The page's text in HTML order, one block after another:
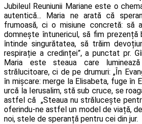
Jubileul Reuniunii Mariane este o
autentică... Maria ne arată că
frumoasă, ci o misiune concretă: să
domnește întunericul, să fim prezență
întinde singurătatea, să trăim
respirație a credinței”, a punctat pr.
Maria este steaua care
strălucitoare, ci de pe drumuri: „În
în mișcare: merge la Elisabeta, fuge în
urcă la Ierusalim, stă sub cruce, se
astfel că „Steaua nu strălucește
oferindu-ne astfel un model de viață,
noi, stele de speranță pentru cei din jur.